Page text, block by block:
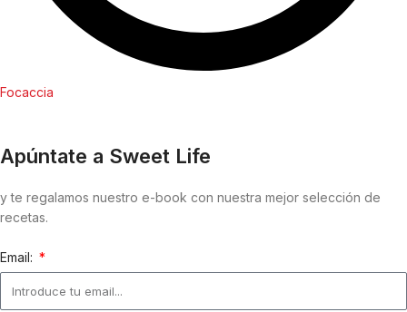
Focaccia
Apúntate a Sweet Life
y te regalamos nuestro e-book con nuestra mejor selección de
recetas.
Email: